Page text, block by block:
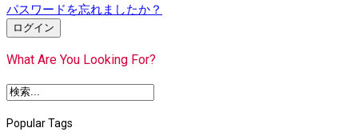
パスワードを忘れましたか？
ログイン
What Are You Looking For?
Popular Tags